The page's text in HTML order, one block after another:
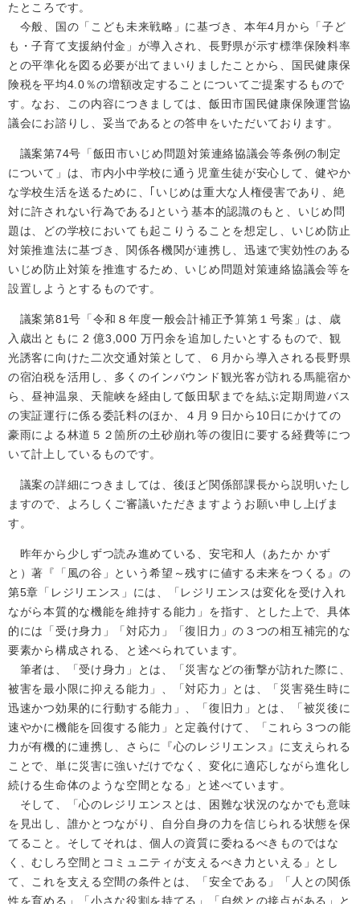
たところです。
今般、国の「こども未来戦略」に基づき、本年4月から「子ど
も・子育て支援納付金」が導入され、長野県が示す標準保険料率
との平準化を図る必要が出てまいりましたことから、国民健康保
険税を平均4.0％の増額改定することについてご提案するもので
す。なお、この内容につきましては、飯田市国民健康保険運営協
議会にお諮りし、妥当であるとの答申をいただいております。
議案第74号「飯田市いじめ問題対策連絡協議会等条例の制定
について」は、市内小中学校に通う児童生徒が安心して、健やか
な学校生活を送るために、｢いじめは重大な人権侵害であり、絶
対に許されない行為である｣という基本的認識のもと、いじめ問
題は、どの学校においても起こりうることを想定し、いじめ防止
対策推進法に基づき、関係各機関が連携し、迅速で実効性のある
いじめ防止対策を推進するため、いじめ問題対策連絡協議会等を
設置しようとするものです。
議案第81号「令和８年度一般会計補正予算第１号案」は、歳
入歳出ともに 2 億3,000 万円余を追加したいとするもので、観
光誘客に向けた二次交通対策として、６月から導入される長野県
の宿泊税を活用し、多くのインバウンド観光客が訪れる馬籠宿か
ら、昼神温泉、天龍峡を経由して飯田駅までを結ぶ定期周遊バス
の実証運行に係る委託料のほか、４月９日から10日にかけての
豪雨による林道５２箇所の土砂崩れ等の復旧に要する経費等につ
いて計上しているものです。
議案の詳細につきましては、後ほど関係部課長から説明いたし
ますので、よろしくご審議いただきますようお願い申し上げま
す。
昨年から少しずつ読み進めている、安宅和人（あたか かず
と）著『「風の谷」という希望～残すに値する未来をつくる』の
第5章「レジリエンス」には、「レジリエンスは変化を受け入れ
ながら本質的な機能を維持する能力」を指す、とした上で、具体
的には「受け身力」「対応力」「復旧力」の３つの相互補完的な
要素から構成される、と述べられています。
筆者は、「受け身力」とは、「災害などの衝撃が訪れた際に、
被害を最小限に抑える能力」、「対応力」とは、「災害発生時に
迅速かつ効果的に行動する能力」、「復旧力」とは、「被災後に
速やかに機能を回復する能力」と定義付けて、「これら３つの能
力が有機的に連携し、さらに『心のレジリエンス』に支えられる
ことで、単に災害に強いだけでなく、変化に適応しながら進化し
続ける生命体のような空間となる」と述べています。
そして、「心のレジリエンスとは、困難な状況のなかでも意味
を見出し、誰かとつながり、自分自身の力を信じられる状態を保
てること。そしてそれは、個人の資質に委ねるべきものではな
く、むしろ空間とコミュニティが支えるべき力といえる」とし
て、これを支える空間の条件とは、「安全である」「人との関係
性を育める」「小さな役割を持てる」「自然との接点がある」と